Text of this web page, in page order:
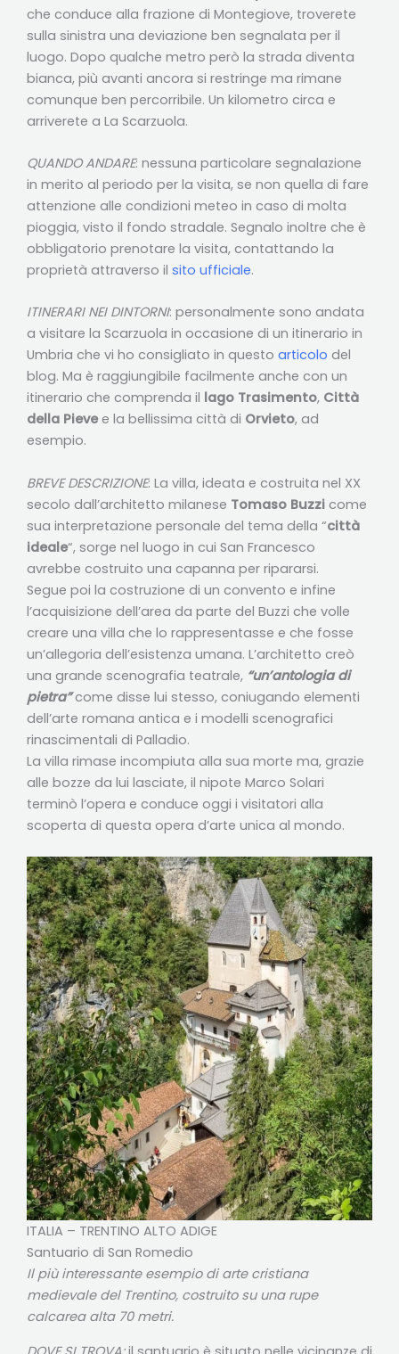
che conduce alla frazione di Montegiove, troverete
sulla sinistra una deviazione ben segnalata per il
luogo. Dopo qualche metro però la strada diventa
bianca, più avanti ancora si restringe ma rimane
comunque ben percorribile. Un kilometro circa e
arriverete a La Scarzuola.
QUANDO ANDARE: nessuna particolare segnalazione
in merito al periodo per la visita, se non quella di fare
attenzione alle condizioni meteo in caso di molta
pioggia, visto il fondo stradale. Segnalo inoltre che è
obbligatorio prenotare la visita, contattando la
proprietà attraverso il sito ufficiale.
ITINERARI NEI DINTORNI: personalmente sono andata
a visitare la Scarzuola in occasione di un itinerario in
Umbria che vi ho consigliato in questo articolo del
blog. Ma è raggiungibile facilmente anche con un
itinerario che comprenda il lago Trasimento, Città
della Pievee la bellissima città di Orvieto, ad
esempio.
BREVE DESCRIZIONE: La villa, ideata e costruita nel XX
secolo dall’architetto milanese Tomaso Buzzi come
sua interpretazione personale del tema della “città
ideale“, sorge nel luogo in cui San Francesco
avrebbe costruito una capanna per ripararsi.
Segue poi la costruzione di un convento e infine
l’acquisizione dell’area da parte del Buzzi che volle
creare una villa che lo rappresentasse e che fosse
un’allegoria dell’esistenza umana. L’architetto creò
una grande scenografia teatrale, “un’antologia di
pietra”come disse lui stesso, coniugando elementi
dell’arte romana antica e i modelli scenografici
rinascimentali di Palladio.
La villa rimase incompiuta alla sua morte ma, grazie
alle bozze da lui lasciate, il nipote Marco Solari
terminò l’opera e conduce oggi i visitatori alla
scoperta di questa opera d’arte unica al mondo.
ITALIA – TRENTINO ALTO ADIGE
Santuario di San Romedio
Il più interessante esempio di arte cristiana
medievale del Trentino, costruito su una rupe
calcarea alta 70 metri.